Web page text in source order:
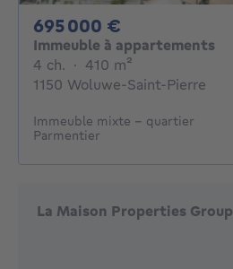
695 000 €
Immeuble à appartements
4 ch. 4 chambres
· 410 m²
1150 Woluwe-Saint-Pierre
Immeuble mixte - quartier
Parmentier
La Maison Properties Group